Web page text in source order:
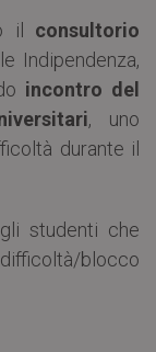
il consultorio
Indipendenza,
incontro del
, uno
durante il
studenti che
blocco